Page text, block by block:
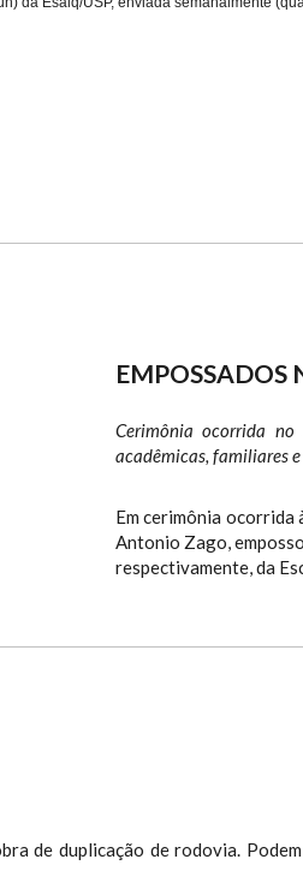
EMPOSSADOS
Cerimônia ocorrida
acadêmicas, familiares
Em cerimônia
Antonio Zago,
respectivamente, da
de duplicação de rodovia.